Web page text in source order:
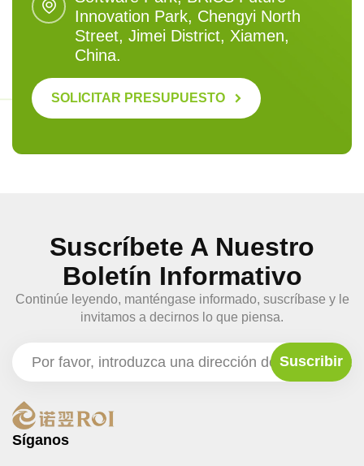
Innovation Park, Chengyi North
Street, Jimei District, Xiamen,
China.
SOLICITAR PRESUPUESTO
Suscríbete A Nuestro
Boletín Informativo
Continúe leyendo, manténgase informado, suscríbase y le
invitamos a decirnos lo que piensa.
Síganos